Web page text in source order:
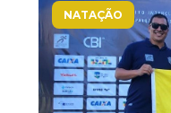
NATAÇÃO